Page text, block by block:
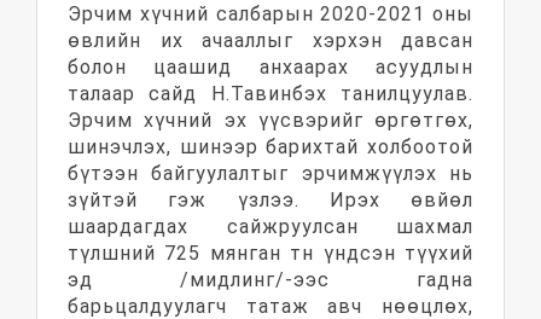
Эрчим хүчний салбарын 2020-2021 оны
өвлийн их ачааллыг хэрхэн давсан
болон цаашид анхаарах асуудлын
талаар сайд Н.Тавинбэх танилцуулав.
Эрчим хүчний эх үүсвэрийг өргөтгөх,
шинэчлэх, шинээр барихтай холбоотой
бүтээн байгуулалтыг эрчимжүүлэх нь
зүйтэй гэж үзлээ. Ирэх өвйөл
шаардагдах сайжруулсан шахмал
түлшний 725 мянган тн үндсэн түүхий
эд /мидлинг/-ээс гадна
барьцалдуулагч татаж авч нөөцлөх,